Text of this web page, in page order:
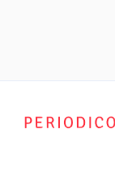
contenuto